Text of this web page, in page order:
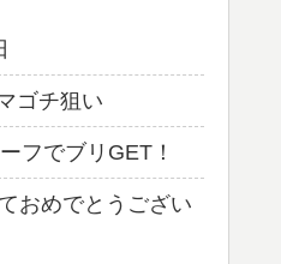
ゴチ狙い
フでブリGET！
おめでとうござい